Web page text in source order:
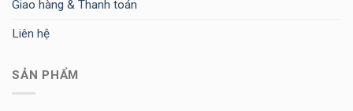
Giao hàng & Thanh toán
Liên hệ
SẢN PHẨM